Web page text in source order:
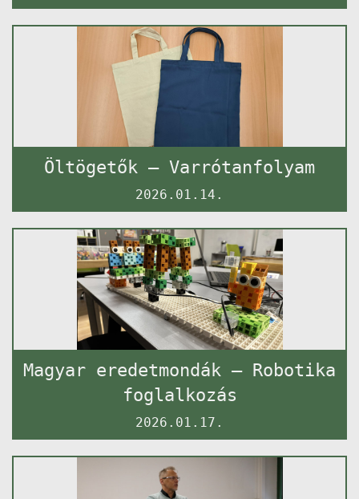
Öltögetők – Varrótanfolyam
2026.01.14.
Magyar eredetmondák – Robotika
foglalkozás
2026.01.17.